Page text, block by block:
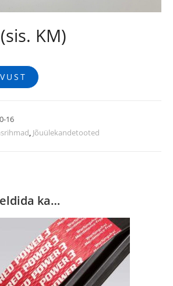
(sis. KM)
16
, Jõuülekandetooted
ka…